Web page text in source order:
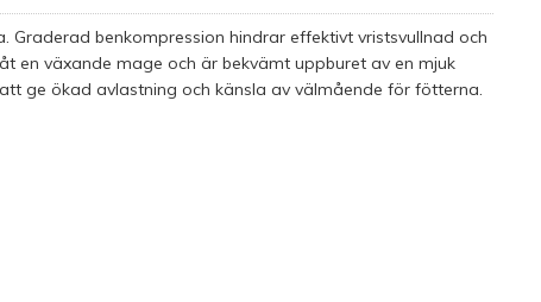
benkompression hindrar effektivt vristsvullnad och
en växande mage och är bekvämt uppburet av en mjuk
ge ökad avlastning och känsla av välmående för fötterna.